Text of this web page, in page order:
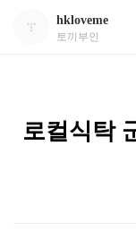
hkloveme
토끼부인
로컬식탁